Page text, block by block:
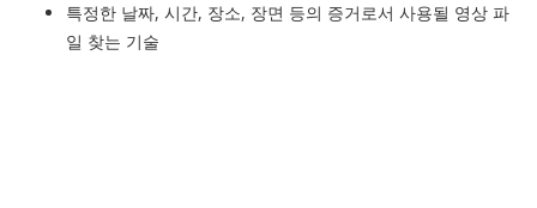
특정한 날짜, 시간, 장소, 장면 등의 증거로서 사용될 영상 파
일 찾는 기술